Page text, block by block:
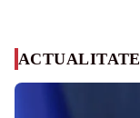
ACTUALITATE